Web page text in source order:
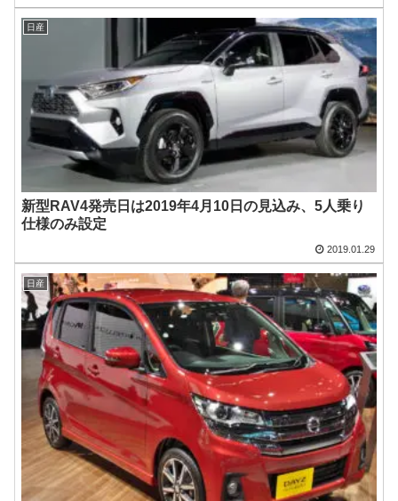
日産
新型RAV4発売日は2019年4月10日の見込み、5人乗り
仕様のみ設定
2019.01.29
日産